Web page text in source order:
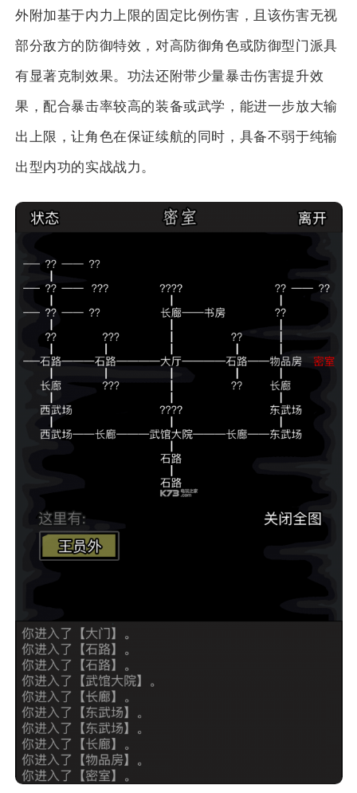
外附加基于内力上限的固定比例伤害，且该伤害无视
部分敌方的防御特效，对高防御角色或防御型门派具
有显著克制效果。功法还附带少量暴击伤害提升效
果，配合暴击率较高的装备或武学，能进一步放大输
出上限，让角色在保证续航的同时，具备不弱于纯输
出型内功的实战战力。